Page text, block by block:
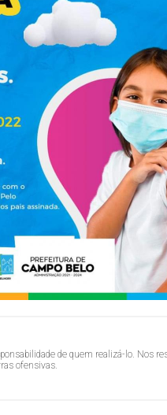
de quem realizá-lo. Nos
ofensivas.